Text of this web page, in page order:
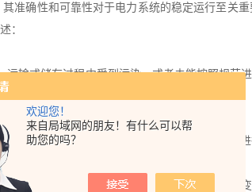
欢迎您！
来自局域网的朋友！有什么可以帮
助您的吗？
确性和可靠性对于电力系统的稳定运行至关
：
或储存过程中受到污染，或者未能按照规范
结果可能存在偏差。因此，需要定期对仪器进
温度的变化可能导致某些气体的溶解度发生变